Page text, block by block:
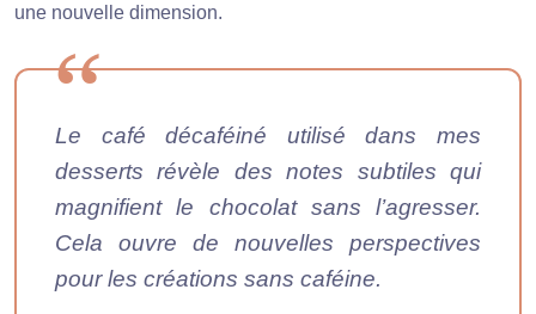
une nouvelle dimension.
Le café décaféiné utilisé dans mes
desserts révèle des notes subtiles qui
magnifient le chocolat sans l’agresser.
Cela ouvre de nouvelles perspectives
pour les créations sans caféine.